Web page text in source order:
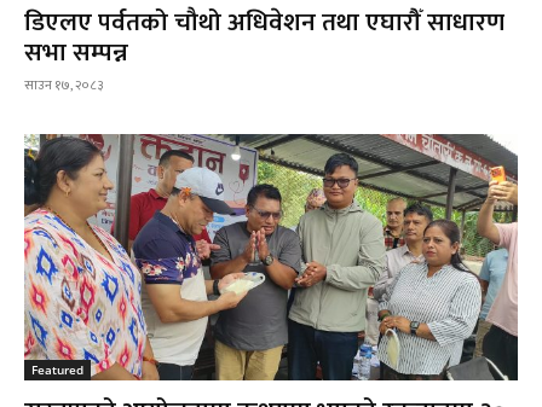
डिएलए पर्वतको चौथो अधिवेशन तथा एघारौँ साधारण
सभा सम्पन्न
साउन १७, २०८३
Featured